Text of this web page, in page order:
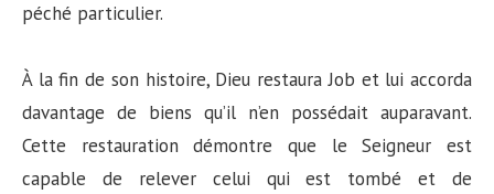
péché particulier.
À la fin de son histoire, Dieu restaura Job et lui accorda
davantage de biens qu’il n’en possédait auparavant.
Cette restauration démontre que le Seigneur est
capable de relever celui qui est tombé et de